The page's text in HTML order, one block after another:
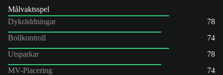
Målvaktsspel
Dykräddningar
78
Bollkontroll
74
Utsparkar
78
MV-Placering
74